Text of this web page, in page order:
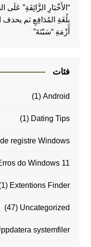
“الأَخْبَارِ الزَّائِفَةِ”
بِلُغَةِ المُدَافِعِ ثم
أَزْمَةِ “سَبْتَةَ”
فئات
Android
(1)
Dating Tips
(1)
registre Windows
do Windows 11
Extentions Finder
(1)
Uncategorized
(47)
systemfiler